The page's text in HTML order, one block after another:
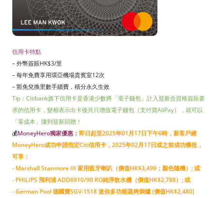
信用卡特點
– 外幣簽賬HK$3/里
– 每年免費享用環亞機場貴賓室12次
– 豁免兌換里數手續費，積分永久生效
Tip：Citibank旗下信用卡是香港少數將「電子錢包」計入迎新合資格簽賬要
求的信用卡，變相表示出卡後共只增值電子錢包（支付寶AliPay），就可以
「零成本」賺到迎新回贈！
💰MoneyHero獨家優惠： 即日起至2025年01月17日下午6時，新客戶經
MoneyHero成功申請指定Citi信用卡，2025年02月17日或之前成功獲批，
可享：
- Marshall Stanmore III 家用藍牙喇叭（價值HK$3,499；顏色隨機）; 或
- PHILIPS 飛利浦 ADD6910/90 RO純淨飲水機（價值HK$2,788）; 或
- German Pool 德國寶SGV-1518 迷你多功能蒸烤焗爐 (價值HK$2,480)